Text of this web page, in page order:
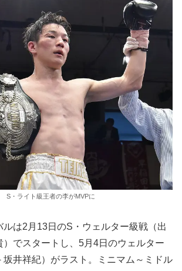
S・ライト級王者の李がMVPに
は2月13日のS・ウェルター級戦（出
）でスタートし、5月4日のウェルター
坂井祥紀）がラスト。ミニマム～ミドル